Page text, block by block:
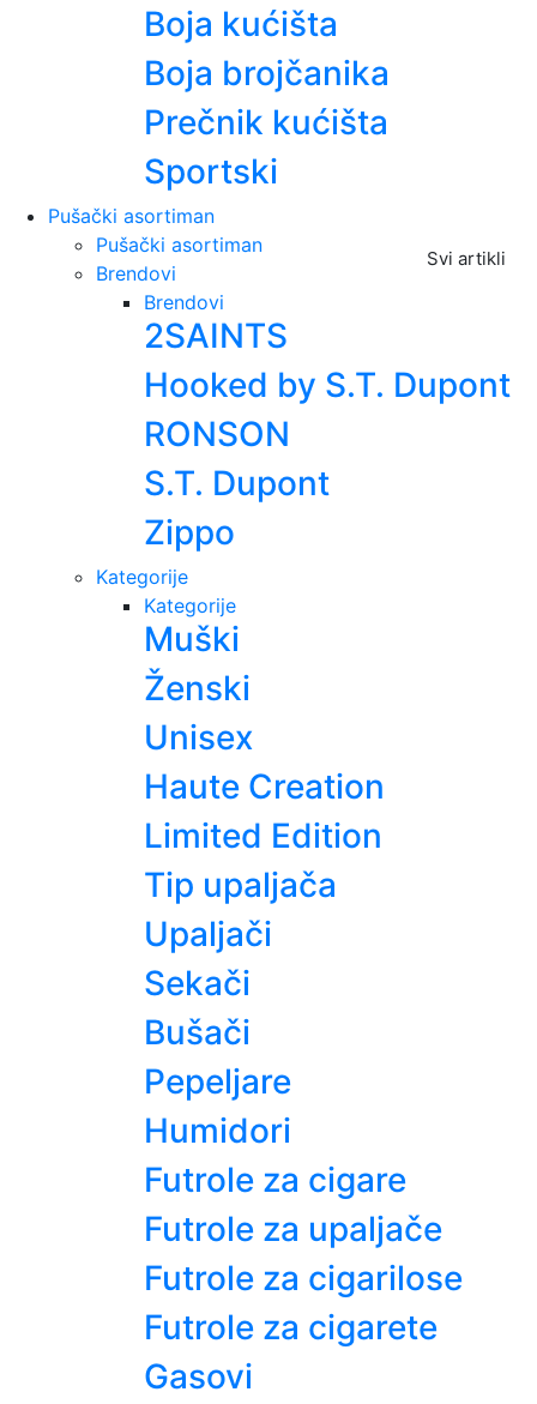
Boja kućišta
Boja brojčanika
Prečnik kućišta
Sportski
Pušački asortiman
Svi artikli
Pušački asortiman
Brendovi
Brendovi
2SAINTS
Hooked by S.T. Dupont
RONSON
S.T. Dupont
Zippo
Kategorije
Kategorije
Muški
Ženski
Unisex
Haute Creation
Limited Edition
Tip upaljača
Upaljači
Sekači
Bušači
Pepeljare
Humidori
Futrole za cigare
Futrole za upaljače
Futrole za cigarilose
Futrole za cigarete
Gasovi